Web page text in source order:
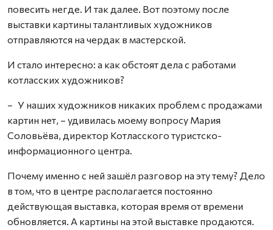
повесить негде. И так далее. Вот поэтому после
выставки картины талантливых художников
отправляются на чердак в мастерской.
И стало интересно: а как обстоят дела с работами
котласских художников?
– У наших художников никаких проблем с продажами
картин нет, – удивилась моему вопросу Мария
Соловьёва, директор Котласского туристско-
информационного центра.
Почему именно с ней зашёл разговор на эту тему? Дело
в том, что в центре располагается постоянно
действующая выставка, которая время от времени
обновляется. А картины на этой выставке продаются.